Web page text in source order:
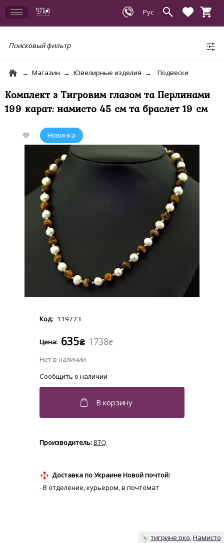
Поисковый фильтр
Магазин Ювелирные изделия Подвески
Комплект з Тигровим глазом та Перлинами
199 карат: намисто 45 см та браслет 19 см
119773
1738₴
635₴
BTQ
Доставка по Украине Новой почтой:
- В отделение, курьером, в почтомат
тигрине око Намисто